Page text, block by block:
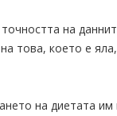
на
това, което е
на диетата